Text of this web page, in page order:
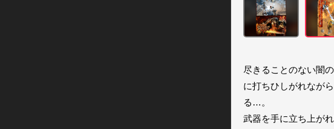
尽きることのない闇
に打ちひしがれなが
る…。
武器を手に立ち上が